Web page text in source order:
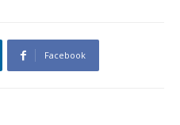
Facebook